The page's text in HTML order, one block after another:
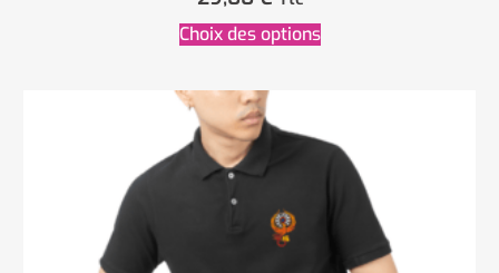
Choix des options